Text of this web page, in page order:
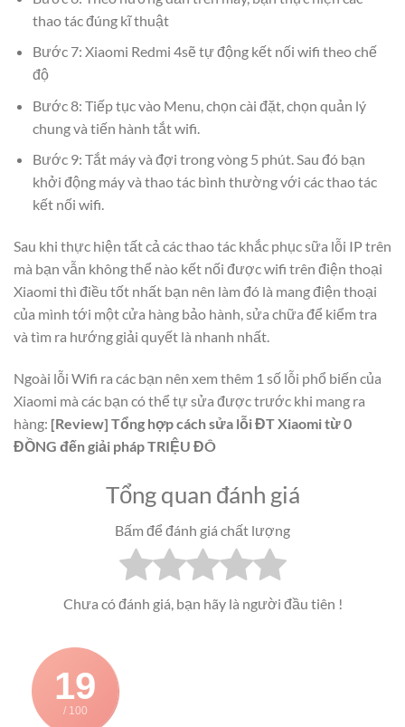
thao tác đúng kĩ thuật
Bước 7: Xiaomi Redmi 4sẽ tự động kết nối wifi theo chế
độ
Bước 8: Tiếp tục vào Menu, chọn cài đặt, chọn quản lý
chung và tiến hành tắt wifi.
Bước 9: Tắt máy và đợi trong vòng 5 phút. Sau đó bạn
khởi động máy và thao tác bình thường với các thao tác
kết nối wifi.
Sau khi thực hiện tất cả các thao tác khắc phục sữa lỗi IP trên
mà bạn vẫn không thể nào kết nối được wifi trên điện thoại
Xiaomi thì điều tốt nhất bạn nên làm đó là mang điện thoại
của mình tới một cửa hàng bảo hành, sửa chữa để kiểm tra
và tìm ra hướng giải quyết là nhanh nhất.
Ngoài lỗi Wifi ra các bạn nên xem thêm 1 số lỗi phổ biến của
Xiaomi mà các bạn có thể tự sửa được trước khi mang ra
hàng: [Review] Tổng hợp cách sửa lỗi ĐT Xiaomi từ 0
ĐỒNG đến giải pháp TRIỆU ĐÔ
Tổng quan đánh giá
Bấm để đánh giá chất lượng
Chưa có đánh giá, bạn hãy là người đầu tiên !
19
/ 100